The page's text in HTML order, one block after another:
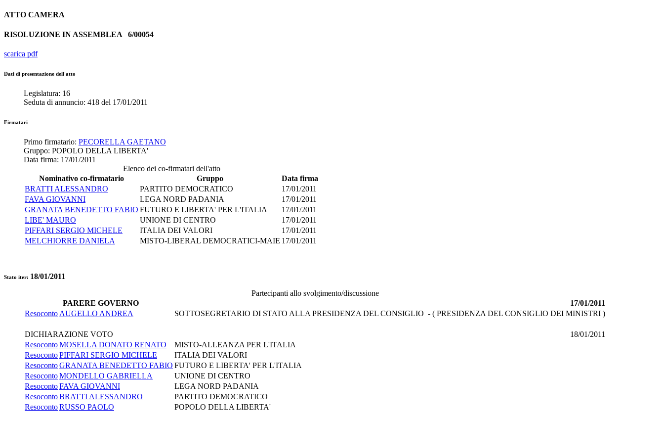
ATTO CAMERA
RISOLUZIONE IN ASSEMBLEA 6/00054
scarica pdf
Dati di presentazione dell'atto
Legislatura: 16
Seduta di annuncio: 418 del 17/01/2011
Firmatari
Primo firmatario: PECORELLA GAETANO
Gruppo: POPOLO DELLA LIBERTA'
Data firma: 17/01/2011
Elenco dei co-firmatari dell'atto
Nominativo co-firmatario
Gruppo
Data firma
BRATTI ALESSANDRO
PARTITO DEMOCRATICO
17/01/2011
FAVA GIOVANNI
LEGA NORD PADANIA
17/01/2011
GRANATA BENEDETTO FABIO FUTURO E LIBERTA' PER L'ITALIA
17/01/2011
LIBE' MAURO
UNIONE DI CENTRO
17/01/2011
PIFFARI SERGIO MICHELE
ITALIA DEI VALORI
17/01/2011
MELCHIORRE DANIELA
MISTO-LIBERAL DEMOCRATICI-MAIE 17/01/2011
Stato iter: 18/01/2011
Partecipanti allo svolgimento/discussione
PARERE GOVERNO
17/01/2011
Resoconto AUGELLO ANDREA SOTTOSEGRETARIO DI STATO ALLA PRESIDENZA DEL CONSIGLIO - ( PRESIDENZA DEL CONSIGLIO DEI MINISTRI )
DICHIARAZIONE VOTO
18/01/2011
ResocontoMOSELLA DONATO RENATO
MISTO-ALLEANZA PER L'ITALIA
ResocontoPIFFARI SERGIO MICHELE
ITALIA DEI VALORI
ResocontoGRANATA BENEDETTO FABIO FUTURO E LIBERTA' PER L'ITALIA
ResocontoMONDELLO GABRIELLA
UNIONE DI CENTRO
ResocontoFAVA GIOVANNI
LEGA NORD PADANIA
ResocontoBRATTI ALESSANDRO
PARTITO DEMOCRATICO
ResocontoRUSSO PAOLO POPOLO DELLA LIBERTA'